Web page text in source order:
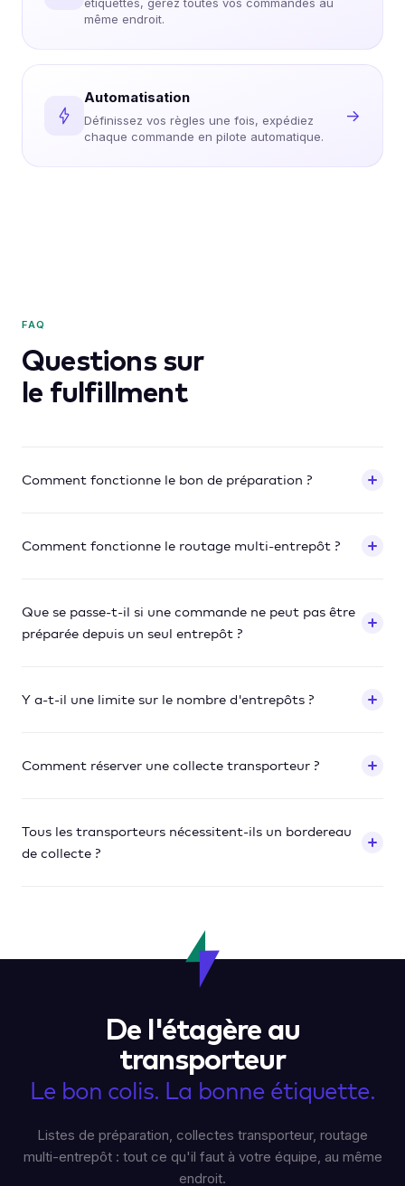
même endroit.
Automatisation
Définissez vos règles une fois, expédiez
chaque commande en pilote automatique.
→
FAQ
Questions sur
le fulfillment
Comment fonctionne le bon de préparation ?
Comment fonctionne le routage multi-entrepôt ?
Que se passe-t-il si une commande ne peut pas être
préparée depuis un seul entrepôt ?
Y a-t-il une limite sur le nombre d'entrepôts ?
Comment réserver une collecte transporteur ?
Tous les transporteurs nécessitent-ils un bordereau
de collecte ?
De l'étagère au
transporteur
Le bon colis. La bonne étiquette.
Listes de préparation, collectes transporteur, routage
multi-entrepôt : tout ce qu'il faut à votre équipe, au même
endroit.